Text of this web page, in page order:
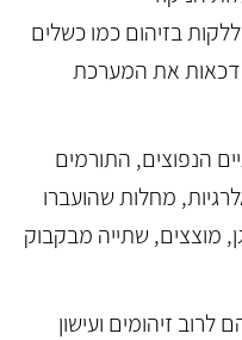
בזיהום כמו כשלים
את המערכת
הנפוצים, התורמים
מחלות שהועברו
מוצצים, שתייה מבקבוק
זיהומים ועישון